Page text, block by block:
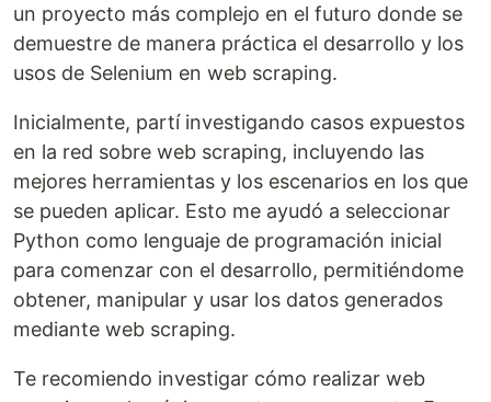
un proyecto más complejo en el futuro donde se
demuestre de manera práctica el desarrollo y los
usos de Selenium en web scraping.
Inicialmente, partí investigando casos expuestos
en la red sobre web scraping, incluyendo las
mejores herramientas y los escenarios en los que
se pueden aplicar. Esto me ayudó a seleccionar
Python como lenguaje de programación inicial
para comenzar con el desarrollo, permitiéndome
obtener, manipular y usar los datos generados
mediante web scraping.
Te recomiendo investigar cómo realizar web